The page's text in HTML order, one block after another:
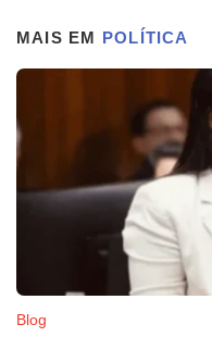
MAIS EM POLÍTICA
Blog